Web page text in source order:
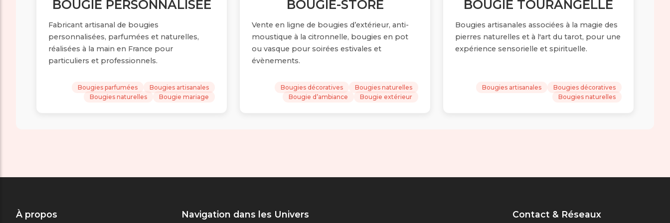
BOUGIE PERSONNALISÉE
Fabricant artisanal de bougies
personnalisées, parfumées et naturelles,
réalisées à la main en France pour
particuliers et professionnels.
Bougies parfumées
Bougies artisanales
Bougies naturelles
Bougie mariage
BOUGIE-STORE
Vente en ligne de bougies d’extérieur, anti-
moustique à la citronnelle, bougies en pot
ou vasque pour soirées estivales et
évènements.
Bougies décoratives
Bougies naturelles
Bougie d’ambiance
Bougie extérieur
BOUGIE TOURANGELLE
Bougies artisanales associées à la magie des
pierres naturelles et à l'art du tarot, pour une
expérience sensorielle et spirituelle.
Bougies artisanales
Bougies décoratives
Bougies naturelles
À propos Navigation dans les Univers Contact & Réseaux